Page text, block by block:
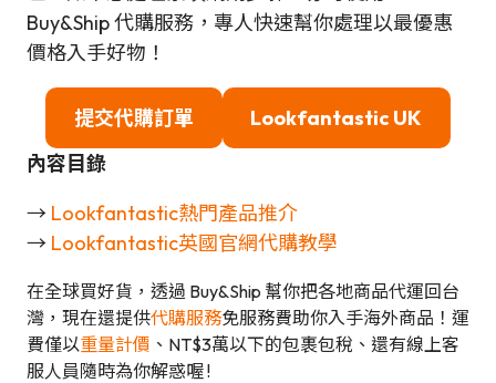
Buy&Ship 代購服務，專人快速幫你處理以最優惠
價格入手好物！
提交代購訂單 Lookfantastic UK
內容目錄
→ Lookfantastic熱門產品推介
→ Lookfantastic英國官網代購教學
在全球買好貨，透過 Buy&Ship 幫你把各地商品代運回台
灣，現在還提供代購服務免服務費助你入手海外商品！運
費僅以重量計價 、NT$3萬以下的包裹包稅、還有線上客
服人員隨時為你解惑喔 !